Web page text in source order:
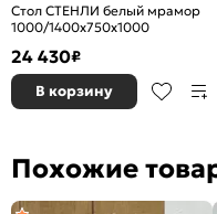
Стол СТЕНЛИ белый мрамор
1000/1400х750х1000
24 430₽
В корзину
Похожие